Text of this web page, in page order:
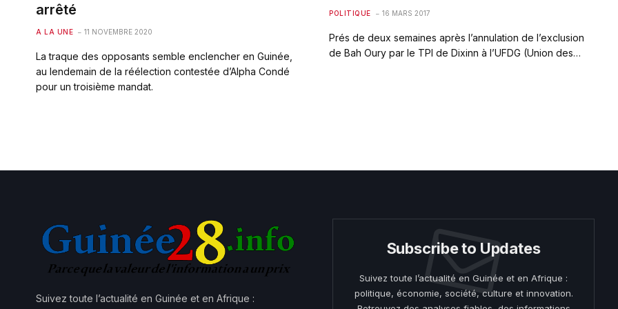
arrêté
A LA UNE 11 NOVEMBRE 2020
La traque des opposants semble enclencher en Guinée,
au lendemain de la réélection contestée d’Alpha Condé
pour un troisième mandat.
POLITIQUE 16 MARS 2017
Prés de deux semaines après l’annulation de l’exclusion
de Bah Oury par le TPI de Dixinn à l’UFDG (Union des…
Suivez toute l’actualité en Guinée et en Afrique :
Subscribe to Updates
Suivez toute l’actualité en Guinée et en Afrique :
politique, économie, société, culture et innovation.